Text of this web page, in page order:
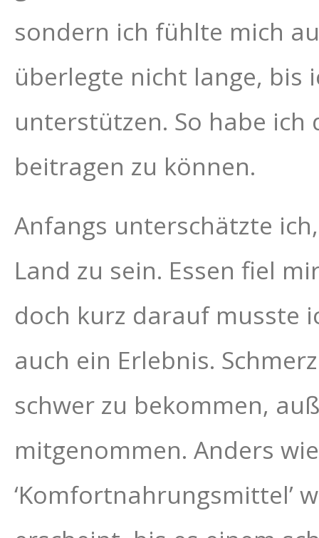
sondern ich fühlte mich
überlegte nicht lange, bis
unterstützen. So habe ich
beitragen zu können.
Anfangs unterschätzte
Land zu sein. Essen fiel
doch kurz darauf musste
auch ein Erlebnis.
schwer zu bekommen,
mitgenommen. Anders
‘Komfortnahrungsmittel’